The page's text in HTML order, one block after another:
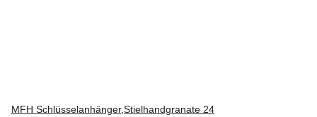
MFH Schlüsselanhänger,Stielhandgranate 24